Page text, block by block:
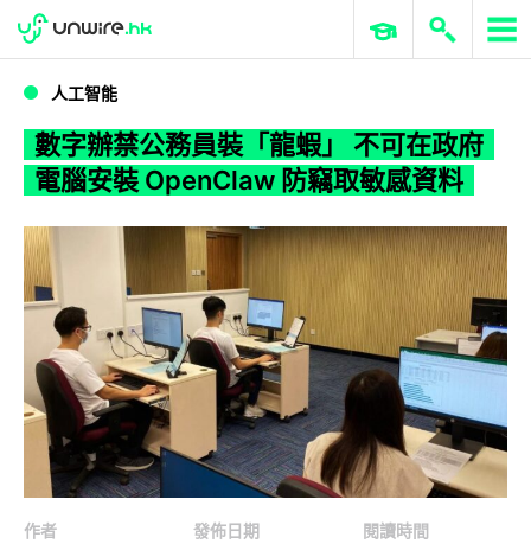
WWDC 2026 ERP 與商業 AI
人工智能
數字辦禁公務員裝「龍蝦」 不可在政府
電腦安裝 OpenClaw 防竊取敏感資料
作者
發佈日期
閱讀時間